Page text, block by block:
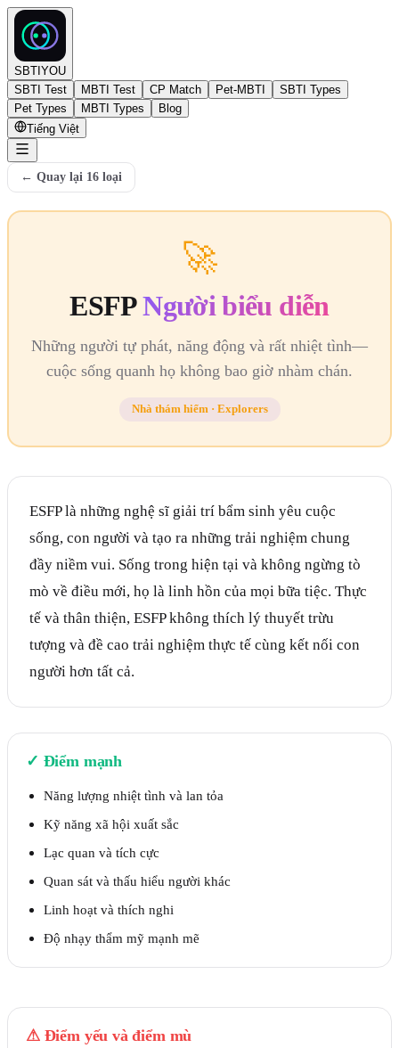
SBTIYOU
SBTI Test
MBTI Test CP Match Pet-MBTI
SBTI Types
Pet Types
MBTI Types
Blog
Tiếng Việt
← Quay lại 16 loại
🚀
ESFP Người biểu diễn
Những người tự phát, năng động và rất nhiệt tình—
cuộc sống quanh họ không bao giờ nhàm chán.
Nhà thám hiểm · Explorers
ESFP là những nghệ sĩ giải trí bẩm sinh yêu cuộc
sống, con người và tạo ra những trải nghiệm chung
đầy niềm vui. Sống trong hiện tại và không ngừng tò
mò về điều mới, họ là linh hồn của mọi bữa tiệc. Thực
tế và thân thiện, ESFP không thích lý thuyết trừu
tượng và đề cao trải nghiệm thực tế cùng kết nối con
người hơn tất cả.
✓ Điểm mạnh
Năng lượng nhiệt tình và lan tỏa
Kỹ năng xã hội xuất sắc
Lạc quan và tích cực
Quan sát và thấu hiểu người khác
Linh hoạt và thích nghi
Độ nhạy thẩm mỹ mạnh mẽ
⚠ Điểm yếu và điểm mù